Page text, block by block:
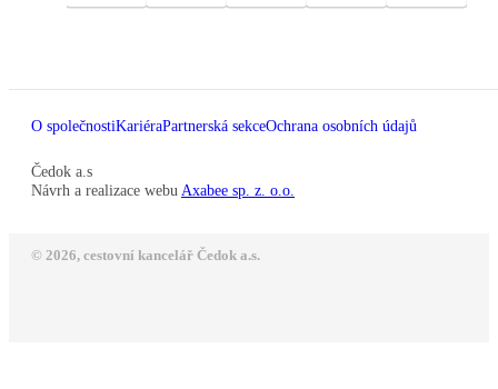
O společnostiKariéraPartnerská sekceOchrana osobních údajů
Čedok a.s
Návrh a realizace webu Axabee sp. z. o.o.
© 2026, cestovní kancelář Čedok a.s.